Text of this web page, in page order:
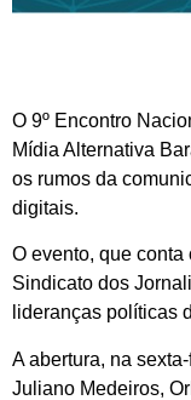
O 9º Encontro
Mídia Alternativa
os rumos da
digitais.
O evento, que conta
Sindicato dos
lideranças políticas
A abertura, na
Juliano Medeiros,